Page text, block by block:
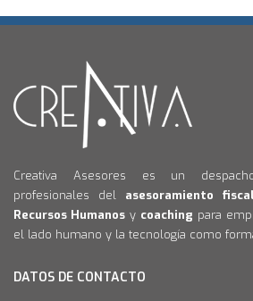
Creativa Asesores es un
profesionales del asesoramiento
Recursos Humanos y coaching para
el lado humano y la tecnología como
DATOS DE CONTACTO